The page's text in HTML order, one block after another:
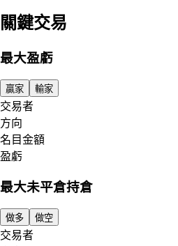
關鍵交易
最大盈虧
贏家 輸家
交易者
方向
名目金額
盈虧
最大未平倉持倉
做多 做空
交易者